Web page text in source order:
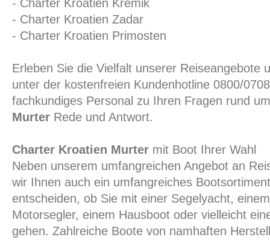
- Charter Kroatien Kremik
- Charter Kroatien Zadar
- Charter Kroatien Primosten
Erleben Sie die Vielfalt unserer Reiseangebote
unter der kostenfreien Kundenhotline 0800/
fachkundiges Personal zu Ihren Fragen rund
MurterRede und Antwort.
Charter Kroatien Murtermit Boot Ihrer Wahl
Neben unserem umfangreichen Angebot an
wir Ihnen auch ein umfangreiches
entscheiden, ob Sie mit einer Segelyacht,
Motorsegler, einem Hausboot oder vielleicht
gehen. Zahlreiche Boote von namhaften